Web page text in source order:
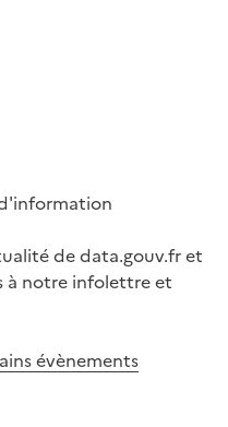
de data.gouv.fr et
à notre infolettre et
évènements